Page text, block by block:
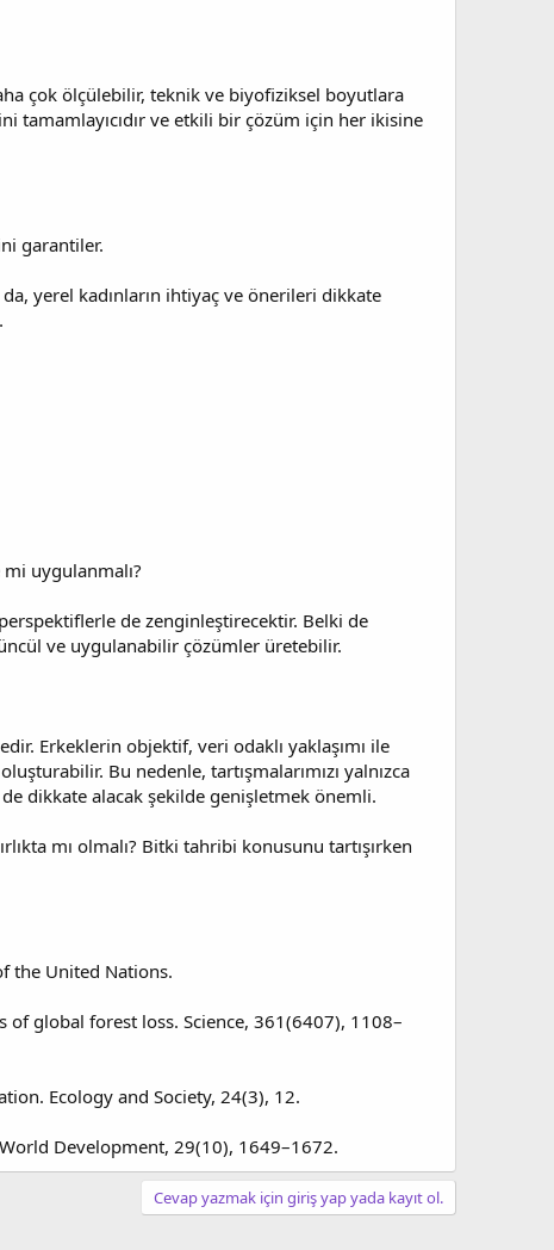
çok ölçülebilir, teknik ve biyofiziksel boyutlara
tamamlayıcıdır ve etkili bir çözüm için her ikisine
garantiler.
yerel kadınların ihtiyaç ve önerileri dikkate
uygulanmalı?
de zenginleştirecektir. Belki de
ve uygulanabilir çözümler üretebilir.
Erkeklerin objektif, veri odaklı yaklaşımı ile
Bu nedenle, tartışmalarımızı yalnızca
dikkate alacak şekilde genişletmek önemli.
mı olmalı? Bitki tahribi konusunu tartışırken
the United Nations.
of global forest loss. Science, 361(6407), 1108–
Ecology and Society, 24(3), 12.
Development, 29(10), 1649–1672.
Cevap yazmak için giriş yap yada kayıt ol.